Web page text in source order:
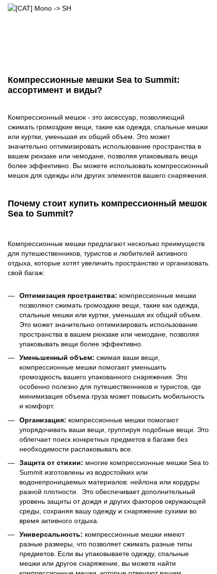
Компрессионные мешки Sea to Summit:
ассортимент и виды?
Компрессионный мешок - это аксессуар, позволяющий
сжимать громоздкие вещи, такие как одежда, спальные мешки
или куртки, уменьшая их общий объем. Это может
значительно оптимизировать использование пространства в
вашем рюкзаке или чемодане, позволяя упаковывать вещи
более эффективно. Вы можете использовать компрессионный
мешок для одежды или других элементов вашего снаряжения.
Почему стоит купить компрессионный мешок
Sea to Summit?
Компрессионные мешки предлагают несколько преимуществ
для путешественников, туристов и любителей активного
отдыха, которые хотят увеличить пространство и организовать
свой багаж:
Оптимизация пространства: компрессионные мешки
позволяют сжимать громоздкие вещи, такие как одежда,
спальные мешки или куртки, уменьшая их общий объем.
Это может значительно оптимизировать использование
пространства в вашем рюкзаке или чемодане, позволяя
упаковывать вещи более эффективно.
Уменьшенный объем: сжимая ваши вещи,
компрессионные мешки помогают уменьшить
громоздкость вашего упакованного снаряжения. Это
особенно полезно для путешественников и туристов, где
минимизация объема груза может повысить мобильность
и комфорт.
Организация: компрессионные мешки помогают
упорядочивать ваши вещи, группируя подобные вещи. Это
облегчает поиск конкретных предметов в багаже без
необходимости распаковывать все.
Защита от стихии: многие компрессионные мешки Sea to
Summit изготовлены из водостойких или
водонепроницаемых материалов: нейлона или кордуры
разной плотности. Это обеспечивает дополнительный
уровень защиты от дождя и других факторов окружающей
среды, сохраняя вашу одежду и снаряжение сухими во
время активного отдыха.
Универсальность: компрессионные мешки имеют
разные размеры, что позволяет сжимать разные типы
предметов. Если вы упаковываете одежду, спальные
мешки или другое снаряжение, вы можете найти